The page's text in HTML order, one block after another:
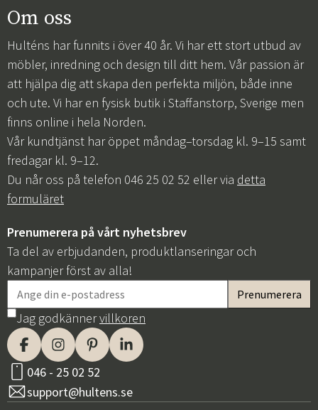
Om oss
Hulténs har funnits i över 40 år. Vi har ett stort utbud av
möbler, inredning och design till ditt hem. Vår passion är
att hjälpa dig att skapa den perfekta miljön, både inne
och ute. Vi har en fysisk butik i Staffanstorp, Sverige men
finns online i hela Norden.
Vår kundtjänst har öppet måndag–torsdag kl. 9–15 samt
fredagar kl. 9–12.
Du når oss på telefon 046 25 02 52 eller via detta
formuläret
Prenumerera på vårt nyhetsbrev
Ta del av erbjudanden, produktlanseringar och
kampanjer först av alla!
Jag godkännervillkoren
046 - 25 02 52
support@hultens.se